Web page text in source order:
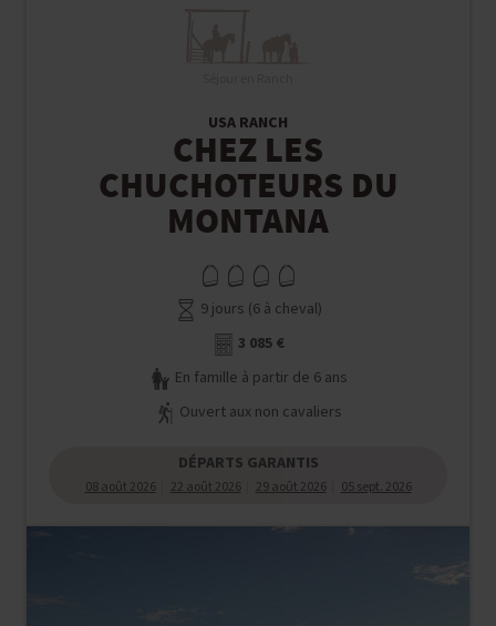
USA RANCH
CHEZ LES
CHUCHOTEURS DU
MONTANA
9 jours (6 à cheval)
3 085 €
En famille à partir de 6 ans
Ouvert aux non cavaliers
DÉPARTS GARANTIS
08 août 2026 22 août 2026 29 août 2026 05 sept. 2026